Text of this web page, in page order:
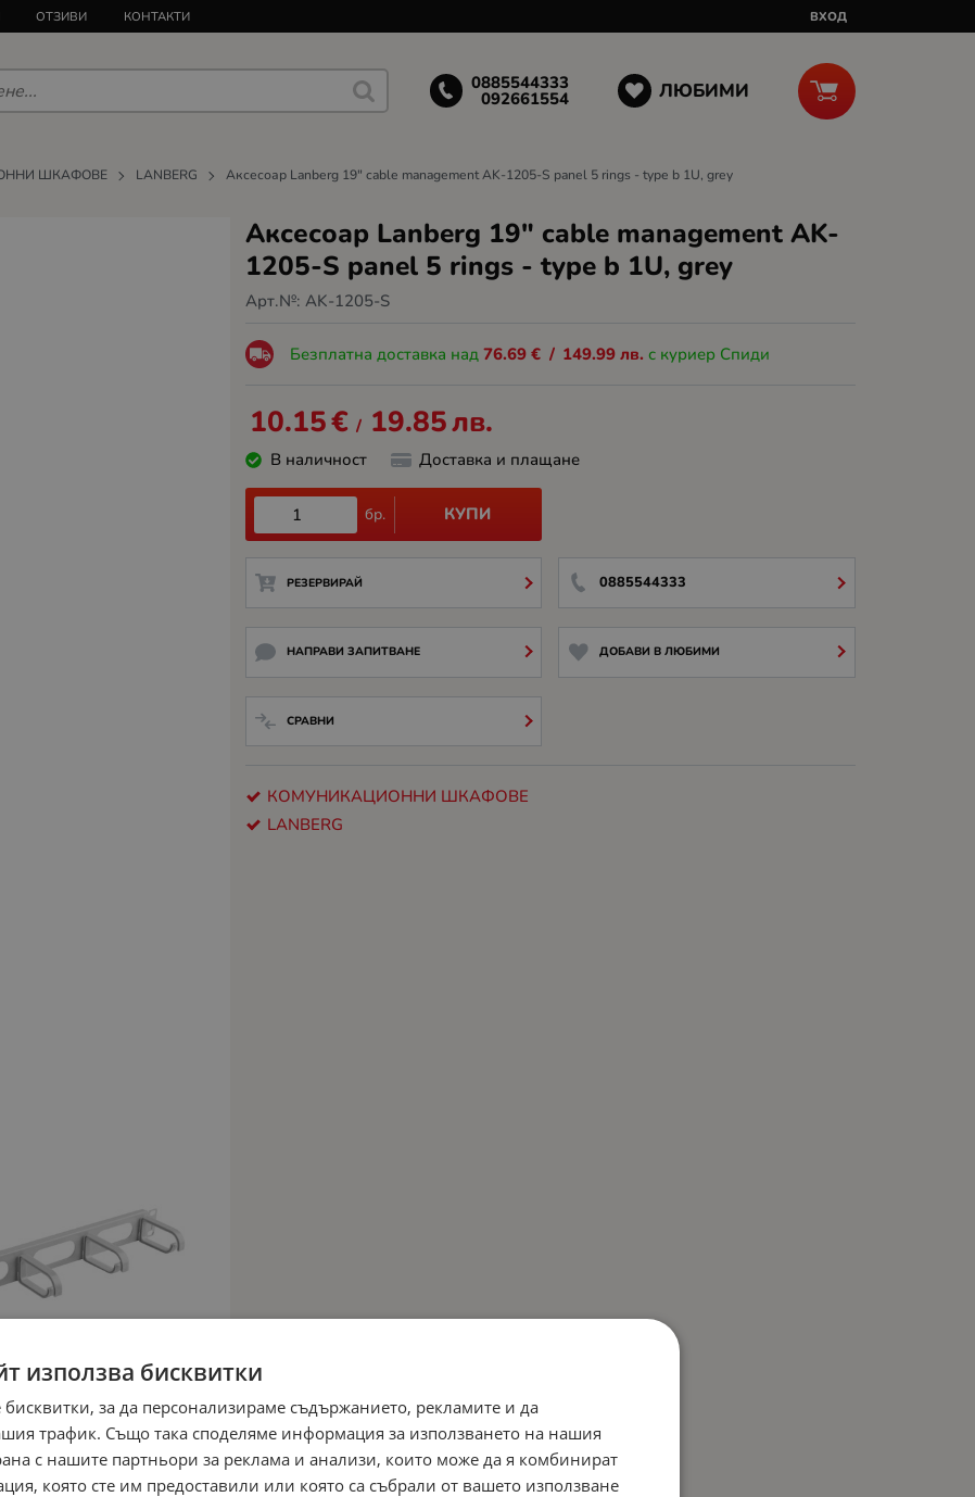
ОТЗИВИ КОНТАКТИ ВХОД
0885544333
092661554 ЛЮБИМИ
ШКАФОВЕ LANBERG Аксесоар Lanberg 19" cable management AK-1205-S panel 5 rings - type b 1U, grey
Аксесоар Lanberg 19" cable management AK-
1205-S panel 5 rings - type b 1U, grey
Арт.№: AK-1205-S
Безплатна доставка над76.69 € / 149.99 лв. с куриер Спиди
10.15€ / 19.85лв.
В наличност Доставка и плащане
бр. КУПИ
РЕЗЕРВИРАЙ 0885544333
НАПРАВИ ЗАПИТВАНЕ ДОБАВИ В ЛЮБИМИ
СРАВНИ
КОМУНИКАЦИОННИ ШКАФОВЕ
LANBERG
използва бисквитки
за да персонализираме съдържанието, рекламите и да
трафик. Също така споделяме информация за използването на нашия
с нашите партньори за реклама и анализи, които може да я комбинират
която сте им предоставили или която са събрали от вашето използване